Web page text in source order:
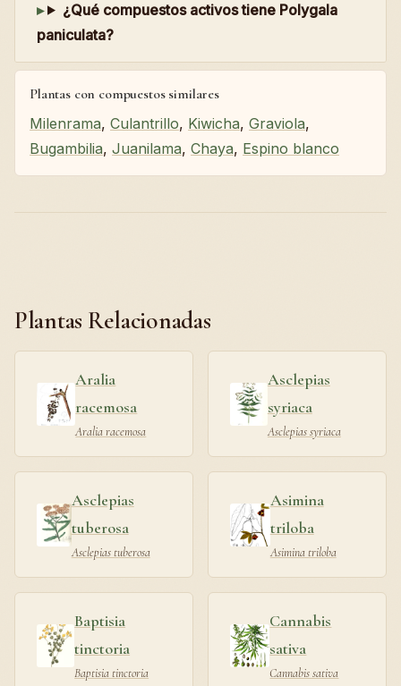
¿Qué compuestos activos tiene Polygala
paniculata?
Plantas con compuestos similares
Milenrama, Culantrillo, Kiwicha, Graviola,
Bugambilia, Juanilama, Chaya, Espino blanco
Plantas Relacionadas
Aralia
racemosa
Aralia racemosa
Asclepias
syriaca
Asclepias syriaca
Asclepias
tuberosa
Asclepias tuberosa
Asimina
triloba
Asimina triloba
Baptisia
tinctoria
Baptisia tinctoria
Cannabis
sativa
Cannabis sativa